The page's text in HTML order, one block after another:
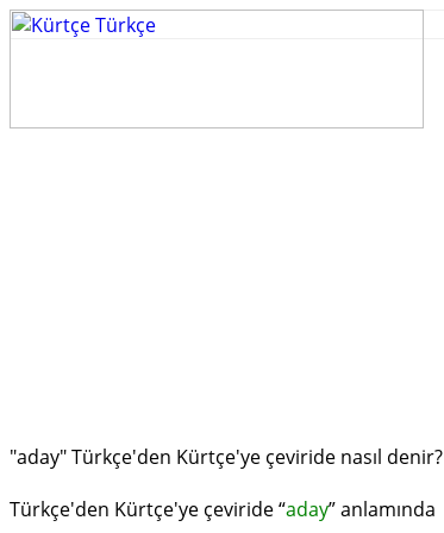
"aday" Türkçe'den Kürtçe'ye çeviride nasıl denir?
Türkçe'den Kürtçe'ye çeviride “aday” anlamında